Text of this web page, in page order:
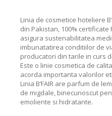
Linia de cosmetice hoteliere
din Pakistan, 100%
asigura sustenabilitatea
imbunatatirea conditiilor de
producatori din tarile in curs
Este o linie cosmetica de
acorda importanta valorilor
Linia B’FAIR are parfum de
de migdale, binecunoscut
emoliente si hidratante.